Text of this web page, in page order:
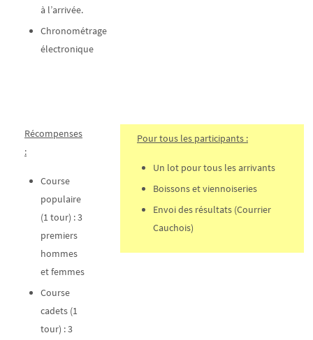
à l’arrivée.
Chronométrage
électronique
Récompenses
:
Course
populaire
(1 tour) : 3
premiers
hommes
et femmes
Course
cadets (1
tour) : 3
Pour tous les participants :
Un lot pour tous les arrivants
Boissons et viennoiseries
Envoi des résultats (Courrier
Cauchois)